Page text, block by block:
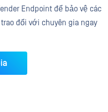
Endpoint để bảo vệ các
đổi với chuyên gia ngay